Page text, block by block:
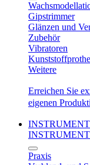
Gipstrimmer
Glänzen und
Zubehör
Vibratoren
Weitere
Erreichen Sie
eigenen
Praxis